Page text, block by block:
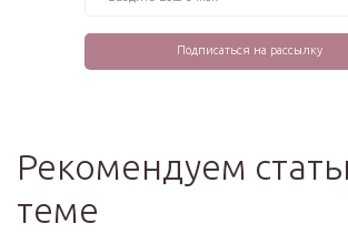
Рекомендуем
теме